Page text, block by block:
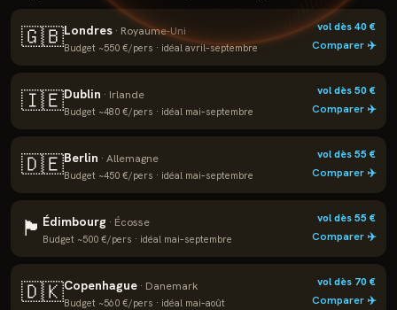
🇬🇧Londres · Royaume-Uni
Budget ~550 €/pers · idéal avril–septembre
vol dès40€
Comparer ✈️
🇮🇪Dublin · Irlande
Budget ~480 €/pers · idéal mai–septembre
vol dès50€
Comparer ✈️
🇩🇪Berlin · Allemagne
Budget ~450 €/pers · idéal mai–septembre
vol dès55 €
Comparer ✈️
🏴 Édimbourg · Écosse
Budget ~500 €/pers · idéal mai–septembre
vol dès55 €
Comparer ✈️
🇩🇰Copenhague · Danemark
Budget ~560 €/pers · idéal mai–août
vol dès 70€
Comparer ✈️